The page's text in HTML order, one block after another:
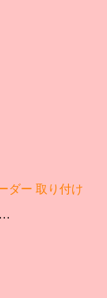
ダー 取り付け
…